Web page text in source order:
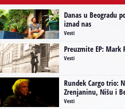
Danas u Beogradu
iznad nas
Vesti
Preuzmite EP: Mark
Vesti
Rundek Cargo trio:
Zrenjaninu, Nišu i
Vesti